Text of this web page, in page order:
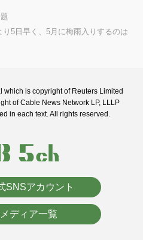
5日早く、5月に梅雨入りするのは
is copyright of Reuters Limited
of Cable News Network LP, LLLP
in each text. All rights reserved.
SNSアカウント
ディア一覧